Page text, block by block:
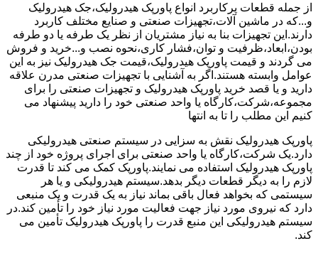
از جمله قطعات پرکاربرد انواع پاورپک هیدرولیک،جک هیدرولیک
و...که در ماشین آلات،تجهیزات صنعتی و صنایع مختلف کاربرد
دارند.این تجهیزات بنا به نیاز مشتریان از نظر یک طرفه یا دو طرفه
بودن،ابعاد،ظرفیت و توان،فشار کاری،نحوه نصب و...خرید و فروش
می گردند و قیمت پاورپک هیدرولیک،قیمت جک هیدرولیک نیز به این
عوامل وابسته هستند.اگر به آشنایی با تجهیزات صنعتی مدرن علاقه
دارید و یا قصد خرید پاورپک هیدرولیک و تجهیزات صنعتی را برای
مجموعه،شرکت،کارگاه یا واحد صنعتی خود را دارید پیشنهاد می
کنیم این مطلب را تا به انتها
پاورپک هیدرولیک نقش به سزایی در سیستم صنعتی هیدرولیکی
دارد.یک شرکت،کارگاه یا واحد صنعتی برای اجرای پروژه خود از چند
پاورپک هیدرولیک استفاده می نمایند.پاورپک کمک می کند تا قدرت
لازم را به دیگر قطعات دیگر بدهد.سیستم هیدرولیکی و یا هر
سیستمی که بخواهد فعال باقی بماند نیاز به یک قدرت و یک منبعی
دارد که نیروی مورد نیاز جهت فعالیت مورد نیاز خود را تأمین کند.در
سیستم هیدرولیکی این منبع قدرت را پاورپک هیدرولیک تأمین می
کند.